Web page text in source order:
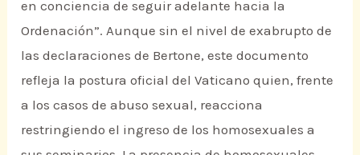
en conciencia de seguir adelante hacia la
Ordenación”. Aunque sin el nivel de exabrupto de
las declaraciones de Bertone, este documento
refleja la postura oficial del Vaticano quien, frente
a los casos de abuso sexual, reacciona
restringiendo el ingreso de los homosexuales a